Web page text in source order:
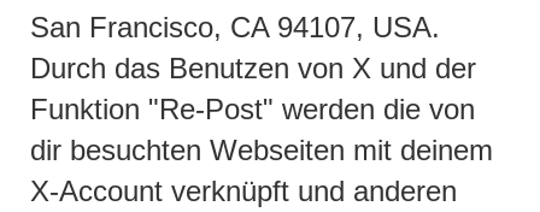
San Francisco, CA 94107, USA.
Durch das Benutzen von X und der
Funktion "Re-Post" werden die von
dir besuchten Webseiten mit deinem
X-Account verknüpft und anderen